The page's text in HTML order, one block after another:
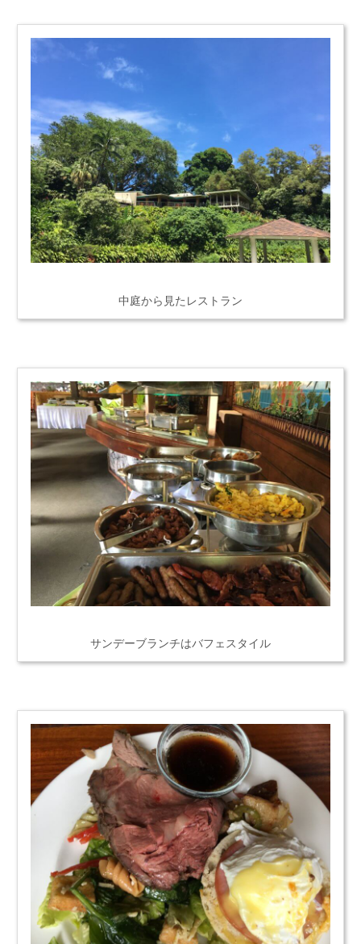
中庭から見たレストラン
サンデーブランチはバフェスタイル